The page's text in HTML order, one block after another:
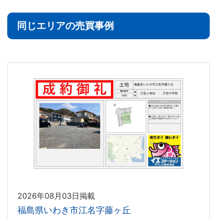
同じエリアの売買事例
2026年08月03日掲載
福島県いわき市江名字藤ヶ丘